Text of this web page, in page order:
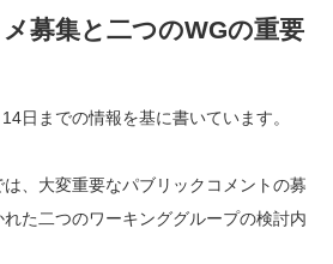
募集と二つのWGの重要
日までの情報を基に書いています。
、大変重要なパブリックコメントの募
た二つのワーキンググループの検討内